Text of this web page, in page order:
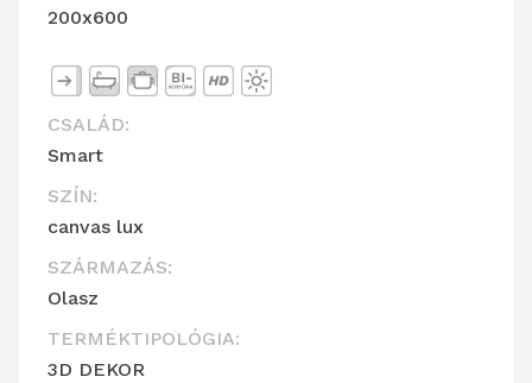
200x600
CSALÁD:
Smart
SZÍN:
canvas lux
SZÁRMAZÁS:
Olasz
TERMÉKTIPOLÓGIA:
3D DEKOR